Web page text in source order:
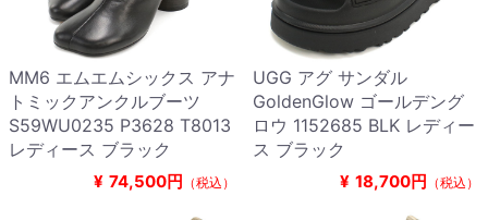
MM6 エムエムシックス アナ
トミックアンクルブーツ
S59WU0235 P3628 T8013
レディース ブラック
¥ 74,500円 （税込）
UGG アグ サンダル
GoldenGlow ゴールデング
ロウ 1152685 BLK レディー
ス ブラック
¥ 18,700円 （税込）